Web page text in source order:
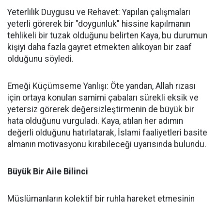
Yeterlilik Duygusu ve Rehavet: Yapılan çalışmaları
yeterli görerek bir "doygunluk" hissine kapılmanın
tehlikeli bir tuzak olduğunu belirten Kaya, bu durumun
kişiyi daha fazla gayret etmekten alıkoyan bir zaaf
olduğunu söyledi.
Emeği Küçümseme Yanlışı: Öte yandan, Allah rızası
için ortaya konulan samimi çabaları sürekli eksik ve
yetersiz görerek değersizleştirmenin de büyük bir
hata olduğunu vurguladı. Kaya, atılan her adımın
değerli olduğunu hatırlatarak, İslami faaliyetleri basite
almanın motivasyonu kırabileceği uyarısında bulundu.
Büyük Bir Aile Bilinci
Müslümanların kolektif bir ruhla hareket etmesinin